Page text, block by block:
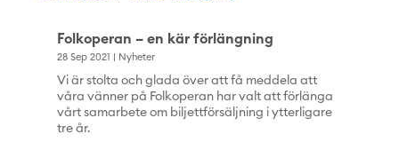
Folkoperan – en kär förlängning
28 Sep 2021 Nyheter
Vi är stolta och glada över att få meddela att
våra vänner på Folkoperan har valt att förlänga
vårt samarbete om biljettförsäljning i ytterligare
tre år.